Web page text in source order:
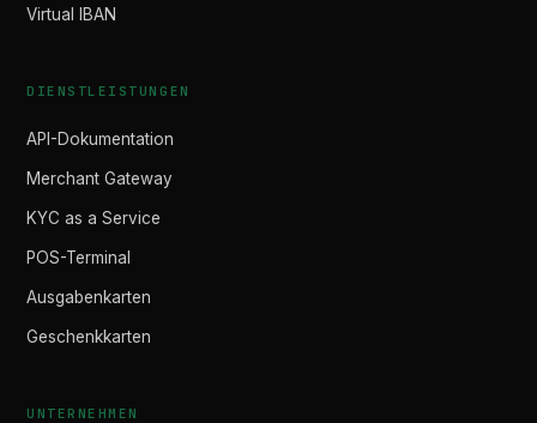
Virtual IBAN
DIENSTLEISTUNGEN
API-Dokumentation
Merchant Gateway
KYC as a Service
POS-Terminal
Ausgabenkarten
Geschenkkarten
UNTERNEHMEN